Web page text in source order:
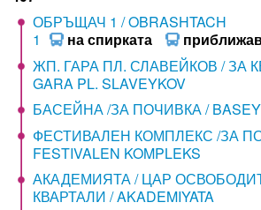
ОБРЪЩАЧ 1 / OBRASHTACH
1
на спирката
ЖП. ГАРА ПЛ. СЛАВЕЙКОВ / ЗА
GARA PL. SLAVEYKOV
БАСЕЙНА /ЗА ПОЧИВКА /
ФЕСТИВАЛЕН КОМПЛЕКС /ЗА
FESTIVALEN KOMPLEKS
АКАДЕМИЯТА / ЦАР
КВАРТАЛИ / AKADEMIYATA